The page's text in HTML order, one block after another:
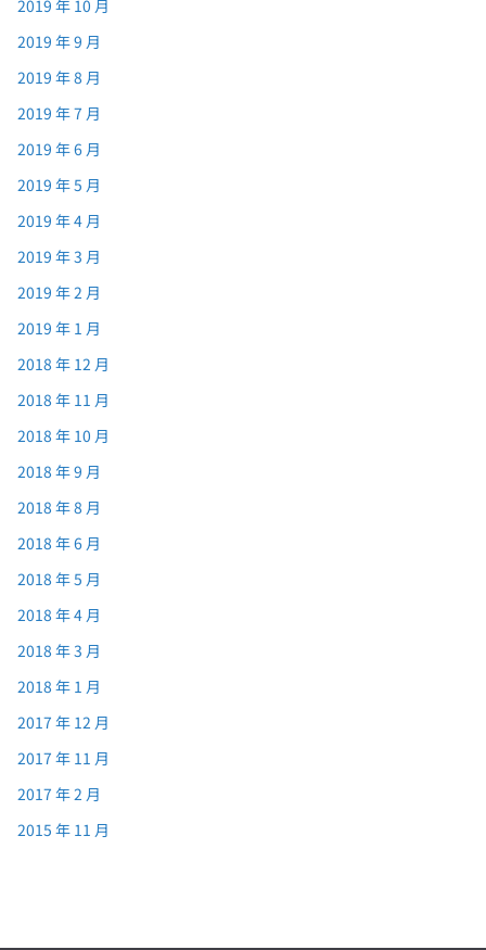
2019 年 10 月
2019 年 9 月
2019 年 8 月
2019 年 7 月
2019 年 6 月
2019 年 5 月
2019 年 4 月
2019 年 3 月
2019 年 2 月
2019 年 1 月
2018 年 12 月
2018 年 11 月
2018 年 10 月
2018 年 9 月
2018 年 8 月
2018 年 6 月
2018 年 5 月
2018 年 4 月
2018 年 3 月
2018 年 1 月
2017 年 12 月
2017 年 11 月
2017 年 2 月
2015 年 11 月